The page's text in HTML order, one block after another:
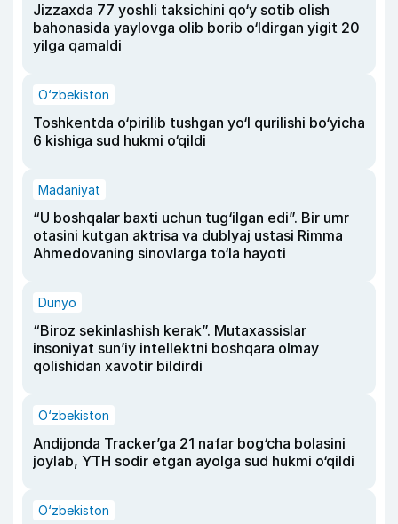
Jizzaxda 77 yoshli taksichini qo‘y sotib olish
bahonasida yaylovga olib borib o‘ldirgan yigit 20
yilga qamaldi
O‘zbekiston
Toshkentda o‘pirilib tushgan yo‘l qurilishi bo‘yicha
6 kishiga sud hukmi o‘qildi
Madaniyat
“U boshqalar baxti uchun tug‘ilgan edi”. Bir umr
otasini kutgan aktrisa va dublyaj ustasi Rimma
Ahmedovaning sinovlarga to‘la hayoti
Dunyo
“Biroz sekinlashish kerak”. Mutaxassislar
insoniyat sun’iy intellektni boshqara olmay
qolishidan xavotir bildirdi
O‘zbekiston
Andijonda Tracker’ga 21 nafar bog‘cha bolasini
joylab, YTH sodir etgan ayolga sud hukmi o‘qildi
O‘zbekiston